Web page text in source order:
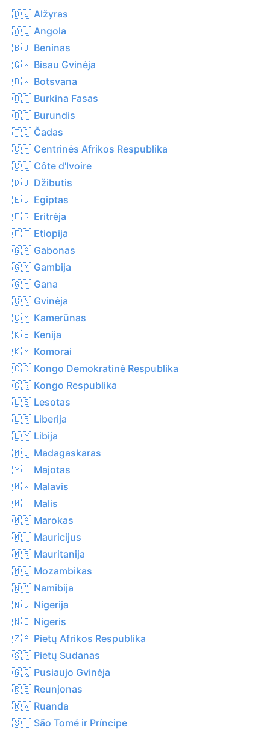
🇩🇿 Alžyras
🇦🇴 Angola
🇧🇯 Beninas
🇬🇼 Bisau Gvinėja
🇧🇼 Botsvana
🇧🇫 Burkina Fasas
🇧🇮 Burundis
🇹🇩 Čadas
🇨🇫 Centrinės Afrikos Respublika
🇨🇮 Côte d'Ivoire
🇩🇯 Džibutis
🇪🇬 Egiptas
🇪🇷 Eritrėja
🇪🇹 Etiopija
🇬🇦 Gabonas
🇬🇲 Gambija
🇬🇭 Gana
🇬🇳 Gvinėja
🇨🇲 Kamerūnas
🇰🇪 Kenija
🇰🇲 Komorai
🇨🇩 Kongo Demokratinė Respublika
🇨🇬 Kongo Respublika
🇱🇸 Lesotas
🇱🇷 Liberija
🇱🇾 Libija
🇲🇬 Madagaskaras
🇾🇹 Majotas
🇲🇼 Malavis
🇲🇱 Malis
🇲🇦 Marokas
🇲🇺 Mauricijus
🇲🇷 Mauritanija
🇲🇿 Mozambikas
🇳🇦 Namibija
🇳🇬 Nigerija
🇳🇪 Nigeris
🇿🇦 Pietų Afrikos Respublika
🇸🇸 Pietų Sudanas
🇬🇶 Pusiaujo Gvinėja
🇷🇪 Reunjonas
🇷🇼 Ruanda
🇸🇹 São Tomé ir Príncipe